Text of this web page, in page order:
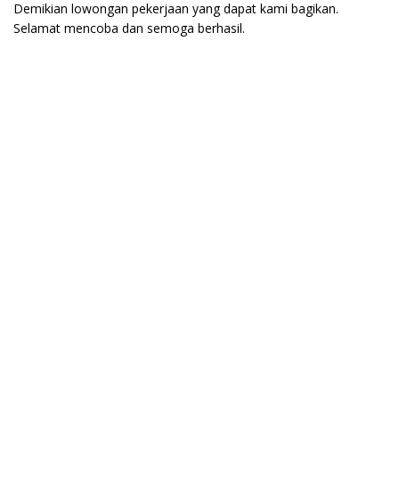
Demikian lowongan pekerjaan yang dapat kami bagikan.
Selamat mencoba dan semoga berhasil.